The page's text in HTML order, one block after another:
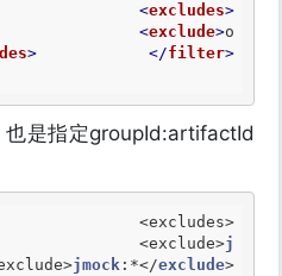
<excludes>
<exclude>o
> </filter>
是指定groupId:artifactId
<exclude>j
>jmock :*</exclude